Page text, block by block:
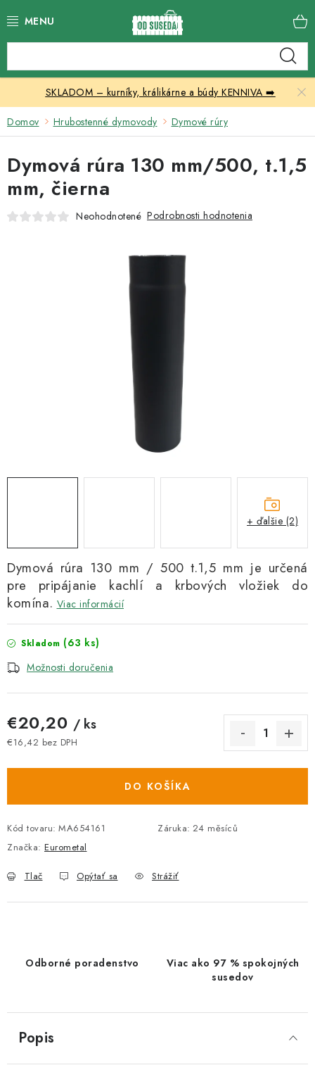
na
Skleníky
Nábytok
Chovateľské potreby
SKLADOM – kurníky, králikárne a búdy KENNIVA ➡️
Domov Hrubostenné dymovody Dymové rúry
Dymová rúra 130 mm / 500 t.1,5 mm je určená
pre pripájanie kachlí a krbových vložiek do
komína. Viac informácií
Skladom (63 ks)
Možnosti doručenia
€20,20 / ks
€16,42 bez DPH
DO KOŠÍKA
Kód tovaru: MA654161 Záruka: 24 měsíců
Značka: Eurometal
Tlač Opýtať sa Strážiť
Dymová rúra 130 mm/500, t.1,5
mm, čierna
Neohodnotené Podrobnosti hodnotenia
+ ďalšie (2)
Odborné poradenstvo
Viac ako 97 % spokojných
susedov
Popis